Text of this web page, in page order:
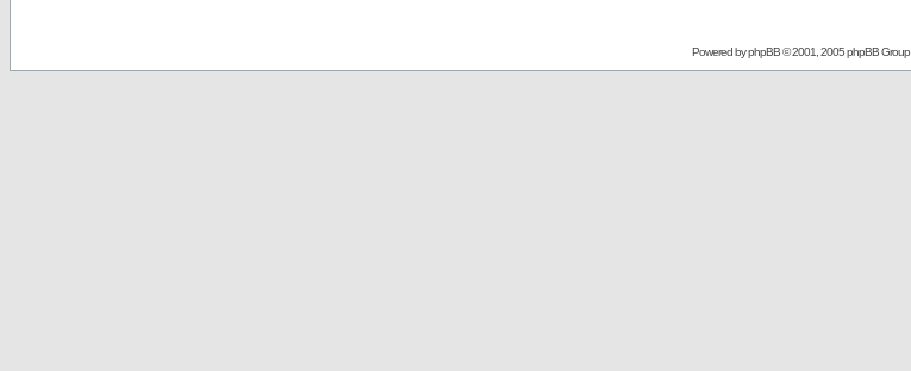
Powered byphpBB© 2001, 2005 phpBB Group